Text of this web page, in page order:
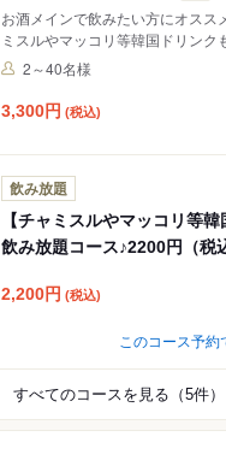
お酒メインで飲みたい方にオススメ
ミスルやマッコリ等韓国ドリンクも
飲み放題付き♪
2～40名様
3,300円 (税込)
飲み放題
【チャミスルやマッコリ等
飲み放題コース♪2200円（税
2,200円 (税込)
このコース予約
すべてのコースを見る（5件）